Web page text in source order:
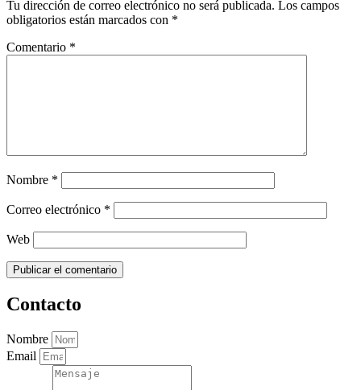
Tu dirección de correo electrónico no será publicada. Los campos
obligatorios están marcados con *
Comentario *
Nombre *
Correo electrónico *
Web
Contacto
Nombre
Email